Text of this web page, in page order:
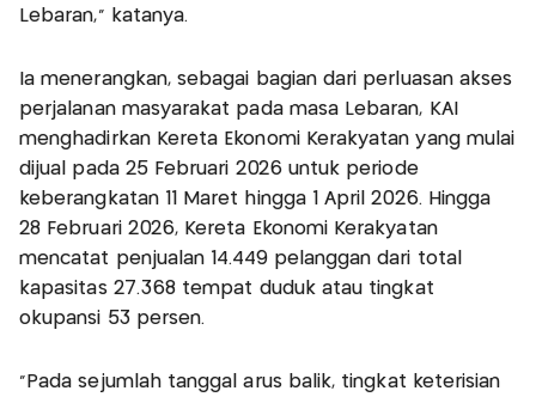
Lebaran," katanya.
Ia menerangkan, sebagai bagian dari perluasan akses
perjalanan masyarakat pada masa Lebaran, KAI
menghadirkan Kereta Ekonomi Kerakyatan yang mulai
dijual pada 25 Februari 2026 untuk periode
keberangkatan 11 Maret hingga 1 April 2026. Hingga
28 Februari 2026, Kereta Ekonomi Kerakyatan
mencatat penjualan 14.449 pelanggan dari total
kapasitas 27.368 tempat duduk atau tingkat
okupansi 53 persen.
"Pada sejumlah tanggal arus balik, tingkat keterisian